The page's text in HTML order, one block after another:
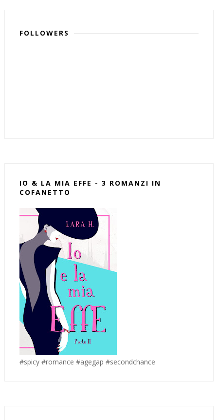
FOLLOWERS
IO & LA MIA EFFE - 3 ROMANZI IN
COFANETTO
#spicy #romance #agegap #secondchance